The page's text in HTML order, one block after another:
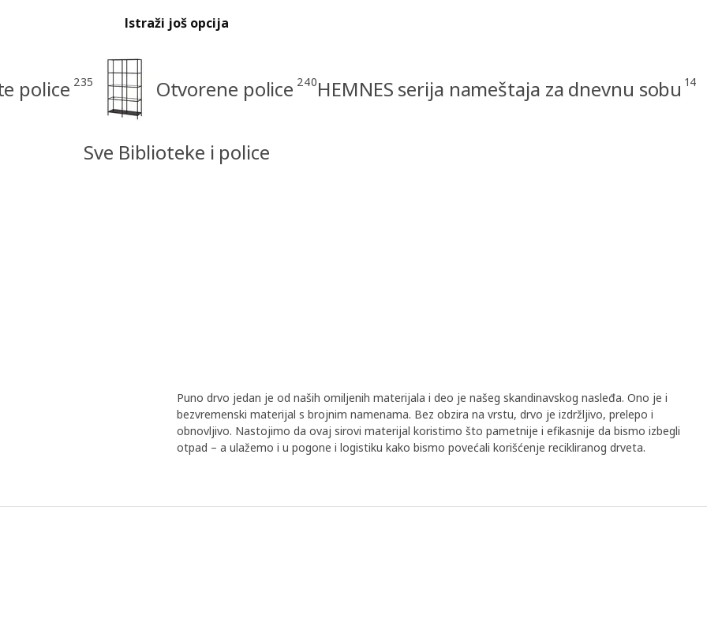
Istraži još opcija
police 235 Otvorene police 240HEMNES serija nameštaja za dnevnu sobu 14
Sve Biblioteke i police
Puno drvo jedan je od naših omiljenih materijala i deo je našeg skandinavskog nasleđa. Ono je i
bezvremenski materijal s brojnim namenama. Bez obzira na vrstu, drvo je izdržljivo, prelepo i
obnovljivo. Nastojimo da ovaj sirovi materijal koristimo što pametnije i efikasnije da bismo izbegli
otpad – a ulažemo i u pogone i logistiku kako bismo povećali korišćenje recikliranog drveta.